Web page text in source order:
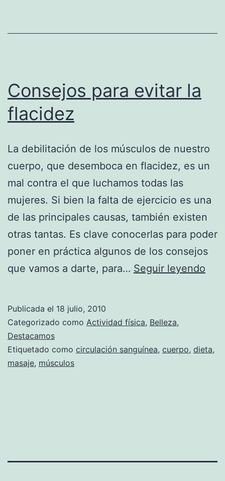
Consejos para evitar la
flacidez
La debilitación de los músculos de nuestro
cuerpo, que desemboca en flacidez, es un
mal contra el que luchamos todas las
mujeres. Si bien la falta de ejercicio es una
de las principales causas, también existen
otras tantas. Es clave conocerlas para poder
poner en práctica algunos de los consejos
que vamos a darte, para… Seguir leyendo
Publicada el 18 julio, 2010
Categorizado como Actividad física, Belleza,
Destacamos
Etiquetado como circulación sanguínea, cuerpo, dieta,
masaje, músculos